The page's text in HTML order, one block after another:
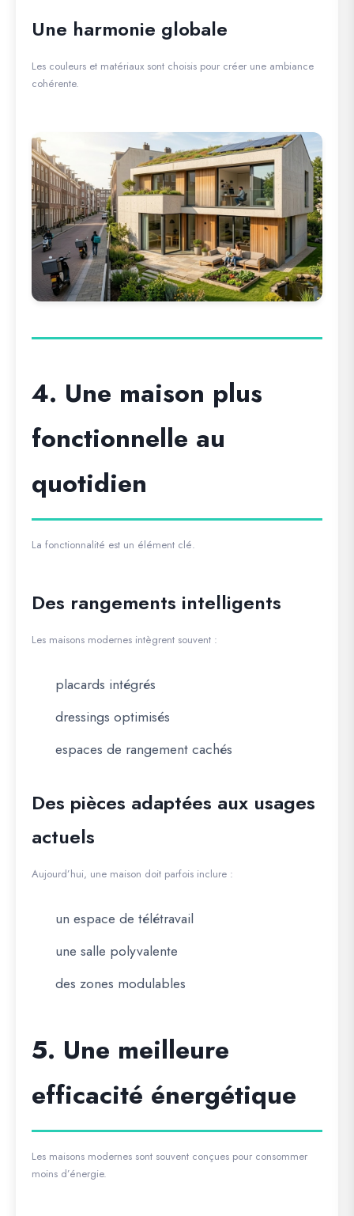
Une harmonie globale
Les couleurs et matériaux sont choisis pour créer une ambiance
cohérente.
4. Une maison plus
fonctionnelle au
quotidien
La fonctionnalité est un élément clé.
Des rangements intelligents
Les maisons modernes intègrent souvent :
placards intégrés
dressings optimisés
espaces de rangement cachés
Des pièces adaptées aux usages
actuels
Aujourd’hui, une maison doit parfois inclure :
un espace de télétravail
une salle polyvalente
des zones modulables
5. Une meilleure
efficacité énergétique
Les maisons modernes sont souvent conçues pour consommer
moins d’énergie.